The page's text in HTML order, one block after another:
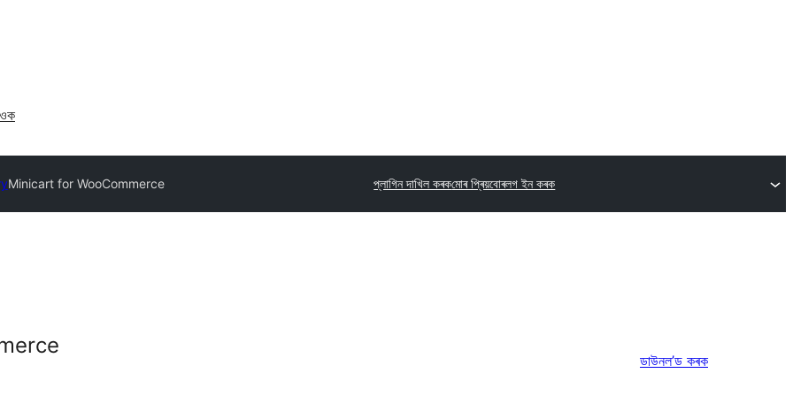
Minicart for WooCommerce প্লাগিন দাখিল কৰকমোৰ প্ৰিয়বোৰলগ ইন কৰক
ডাউনল’ড কৰক